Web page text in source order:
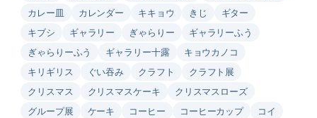
カレー皿
カレンダー キキョウ きじ
ギター
キブシ
ギャラリー ぎゃらりー
ギャラリーふう
ぎゃらりーふう
ギャラリー十露
キョウカノコ
キリギリス
ぐい吞み クラフト
クラフト展
クリスマス
クリスマスケーキ
クリスマスローズ
グループ展
ケーキ コーヒー コーヒーカップ
コイ